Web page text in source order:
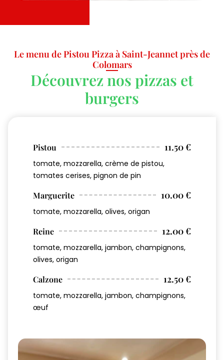
Le menu de Pistou Pizza à Saint-Jeannet près de
Colomars
Découvrez nos pizzas et
burgers
Pistou 11.50 €
tomate, mozzarella, crème de pistou,
tomates cerises, pignon de pin
Marguerite 10.00 €
tomate, mozzarella, olives, origan
Reine 12.00 €
tomate, mozzarella, jambon, champignons,
olives, origan
Calzone 12.50 €
tomate, mozzarella, jambon, champignons,
œuf